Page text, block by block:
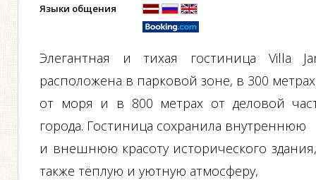
Языки общения
Элегантная и тихая гостиница Villa
расположена в парковой зоне, в 300 метрах
от моря и в 800 метрах от деловой
города. Гостиница сохранила внутреннюю
и внешнюю красоту исторического
также тёплую и уютную атмосферу,